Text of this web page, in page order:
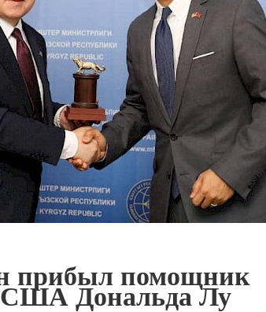
прибыл помощник
США Дональда Лу